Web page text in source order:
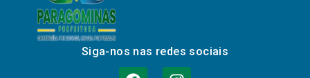
Siga-nos nas redes sociais